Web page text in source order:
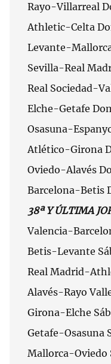
Rayo-Villarreal
Athletic-Celta
Levante-
Sevilla-Real
Real Sociedad-
Elche-Getafe
Osasuna-
Atlético-Girona
Oviedo-Alavés
Barcelona-Betis
38ª Y ÚLTIMA
Valencia-
Betis-Levante
Real Madrid-
Alavés-Rayo
Girona-Elche
Getafe-Osasuna
Mallorca-Oviedo